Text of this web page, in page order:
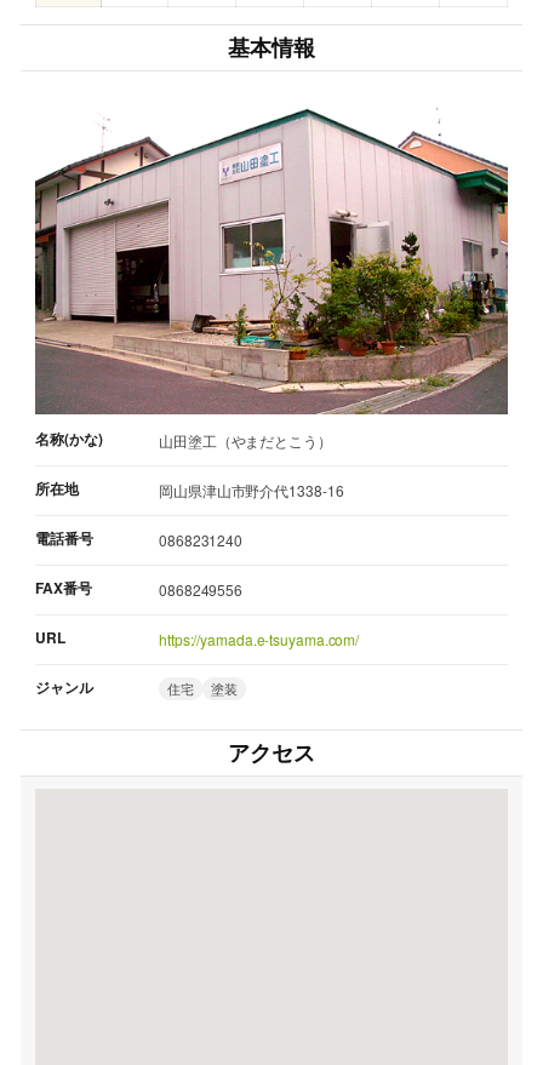
基本情報
名称(かな) 山田塗工（やまだとこう）
所在地 岡山県津山市野介代1338-16
電話番号 0868231240
FAX番号 0868249556
URL https://yamada.e-tsuyama.com/
ジャンル 住宅 塗装
アクセス